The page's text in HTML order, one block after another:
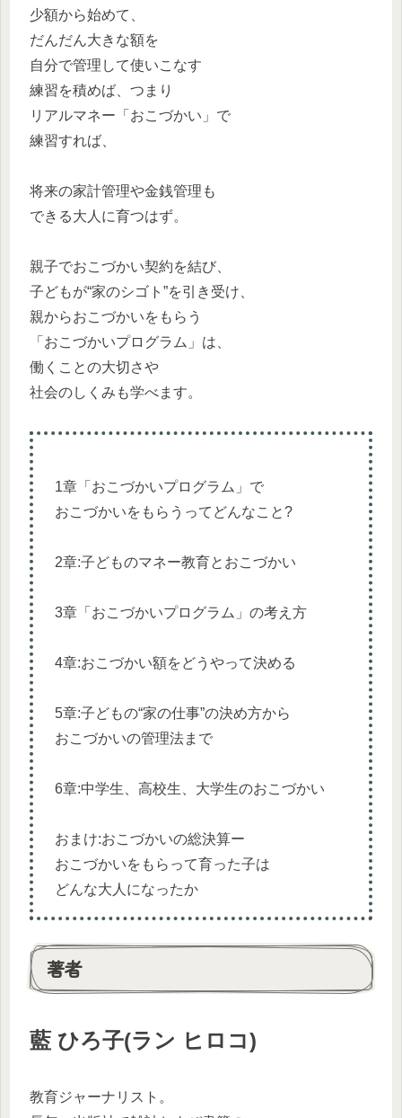
少額から始めて、
だんだん大きな額を
自分で管理して使いこなす
練習を積めば、つまり
リアルマネー「おこづかい」で
練習すれば、
将来の家計管理や金銭管理も
できる大人に育つはず。
親子でおこづかい契約を結び、
子どもが“家のシゴト”を引き受け、
親からおこづかいをもらう
「おこづかいプログラム」は、
働くことの大切さや
社会のしくみも学べます。
1章「おこづかいプログラム」で
おこづかいをもらうってどんなこと?
2章:子どものマネー教育とおこづかい
3章「おこづかいプログラム」の考え方
4章:おこづかい額をどうやって決める
5章:子どもの“家の仕事”の決め方から
おこづかいの管理法まで
6章:中学生、高校生、大学生のおこづかい
おまけ:おこづかいの総決算ー
おこづかいをもらって育った子は
どんな大人になったか
著者
藍 ひろ子(ラン ヒロコ)
教育ジャーナリスト。